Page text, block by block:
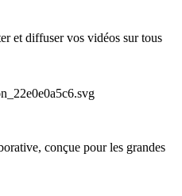
et diffuser vos vidéos sur tous
conçue pour les grandes